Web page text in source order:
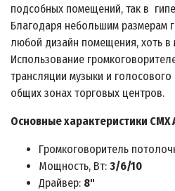
подсобных помещений, так в
Благодаря небольшим размерам
любой дизайн помещения, хоть в
Использование
трансляции музыки и
общих зонах торговых центров.
Основные характеристики CMX
Громкоговоритель
Мощность, Вт: 3/6/10
Драйвер: 8"